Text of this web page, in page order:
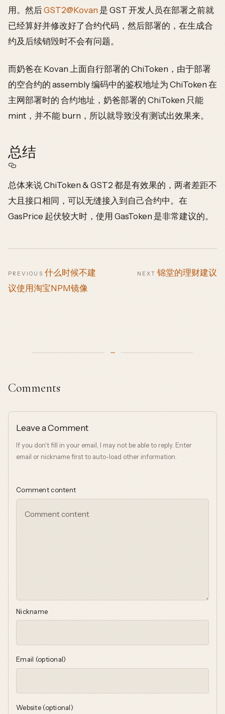
用。然后GST2@Kovan 是 GST 开发人员在部署之前就
已经算好并修改好了合约代码，然后部署的，在生成合
约及后续销毁时不会有问题。
而奶爸在 Kovan 上面自行部署的 ChiToken，由于部署
的空合约的 assembly 编码中的鉴权地址为 ChiToken 在
主网部署时的 合约地址，奶爸部署的 ChiToken 只能
mint，并不能 burn，所以就导致没有测试出效果来。
总结
总体来说 ChiToken & GST2 都是有效果的，两者差距不
大且接口相同，可以无缝接入到自己合约中。在
GasPrice 起伏较大时，使用 GasToken 是非常建议的。
PREVIOUS 什么时候不建
议使用淘宝NPM镜像
NEXT 锦堂的理财建议
Comments
Leave a Comment
If you don't fill in your email, I may not be able to reply. Enter
email or nickname first to auto-load other information.
Comment content
Nickname
Email (optional)
Website (optional)